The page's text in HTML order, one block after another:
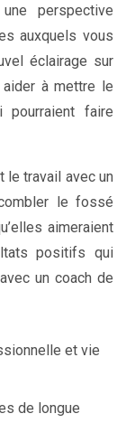
perspective
auxquels vous
éclairage sur
à mettre le
faire
le travail avec un
le fossé
aimeraient
positifs qui
un coach de
et vie
de longue